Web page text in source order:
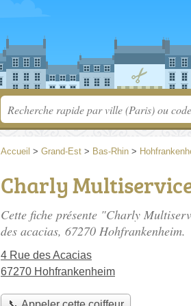
Accueil > Grand-Est > Bas-Rhin >
Charly
Cette fiche présente "Charly
des acacias, 67270 Hohfrankenheim.
4 Rue des Acacias
67270 Hohfrankenheim